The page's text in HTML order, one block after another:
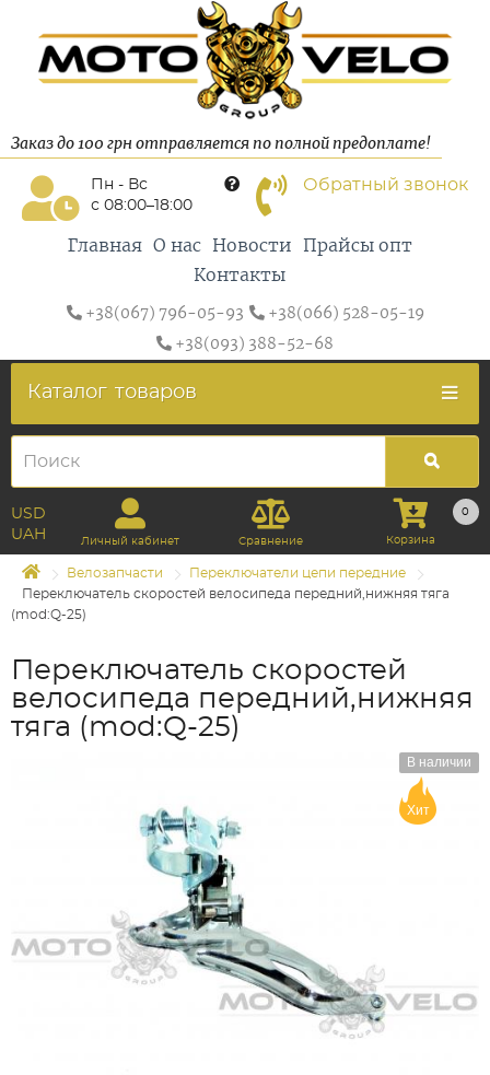
Заказ до 100 грн отправляется по полной предоплате!
Пн - Вс
с 08:00–18:00
Обратный звонок
Главная О нас Новости
Прайсы опт
Контакты
+38(067) 796-05-93
+38(066) 528-05-19
+38(093) 388-52-68
Каталог товаров
USD
UAH
Личный кабинет Сравнение
0
Корзина
Велозапчасти
Переключатели цепи передние
Переключатель скоростей велосипеда передний,нижняя тяга
(mod:Q-25)
Переключатель скоростей
велосипеда передний,нижняя
тяга (mod:Q-25)
В наличии
Хит